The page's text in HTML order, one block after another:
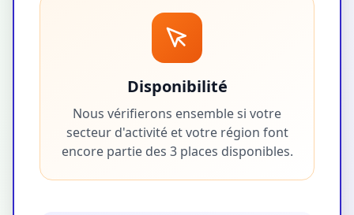
Disponibilité
Nous vérifierons ensemble si votre
secteur d'activité et votre région font
encore partie des 3 places disponibles.